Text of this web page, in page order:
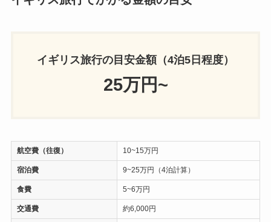
イギリス旅行の目安金額（4泊5日程度）
25万円~
航空費（往復） 10~15万円
宿泊費 9~25万円（4泊計算）
食費 5~6万円
交通費 約6,000円